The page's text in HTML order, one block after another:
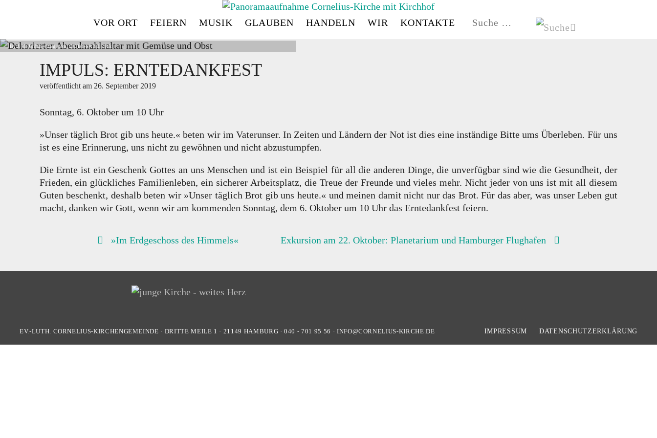
CORNELIUS KIRCHE
VOR ORT FEIERN MUSIK GLAUBEN HANDELN WIR KONTAKTE
ByJ.-H. Janßen-Own work,CC BY-SA 3.0 Link
IMPULS: ERNTEDANKFEST
veröffentlicht am 26. September 2019
Sonntag, 6. Oktober um 10 Uhr
»Unser täglich Brot gib uns heute.« beten wir im Vaterunser. In Zeiten und Ländern der Not ist dies eine inständige Bitte ums Überleben. Für uns
ist es eine Erinnerung, uns nicht zu gewöhnen und nicht abzustumpfen.
Die Ernte ist ein Geschenk Gottes an uns Menschen und ist ein Beispiel für all die anderen Dinge, die unverfügbar sind wie die Gesundheit, der
Frieden, ein glückliches Familienleben, ein sicherer Arbeitsplatz, die Treue der Freunde und vieles mehr. Nicht jeder von uns ist mit all diesem
Guten beschenkt, deshalb beten wir »Unser täglich Brot gib uns heute.« und meinen damit nicht nur das Brot. Für das aber, was unser Leben gut
macht, danken wir Gott, wenn wir am kommenden Sonntag, dem 6. Oktober um 10 Uhr das Erntedankfest feiern.
BEITRAGSNAVIGATION»Im Erdgeschoss des Himmels« Exkursion am 22. Oktober: Planetarium und Hamburger Flughafen
IMPRESSUM DATENSCHUTZERKLÄRUNG
EV.-LUTH. CORNELIUS-KIRCHENGEMEINDE · DRITTE MEILE 1 · 21149 HAMBURG ·040 - 701 95 56 · INFO@CORNELIUS-KIRCHE.DE